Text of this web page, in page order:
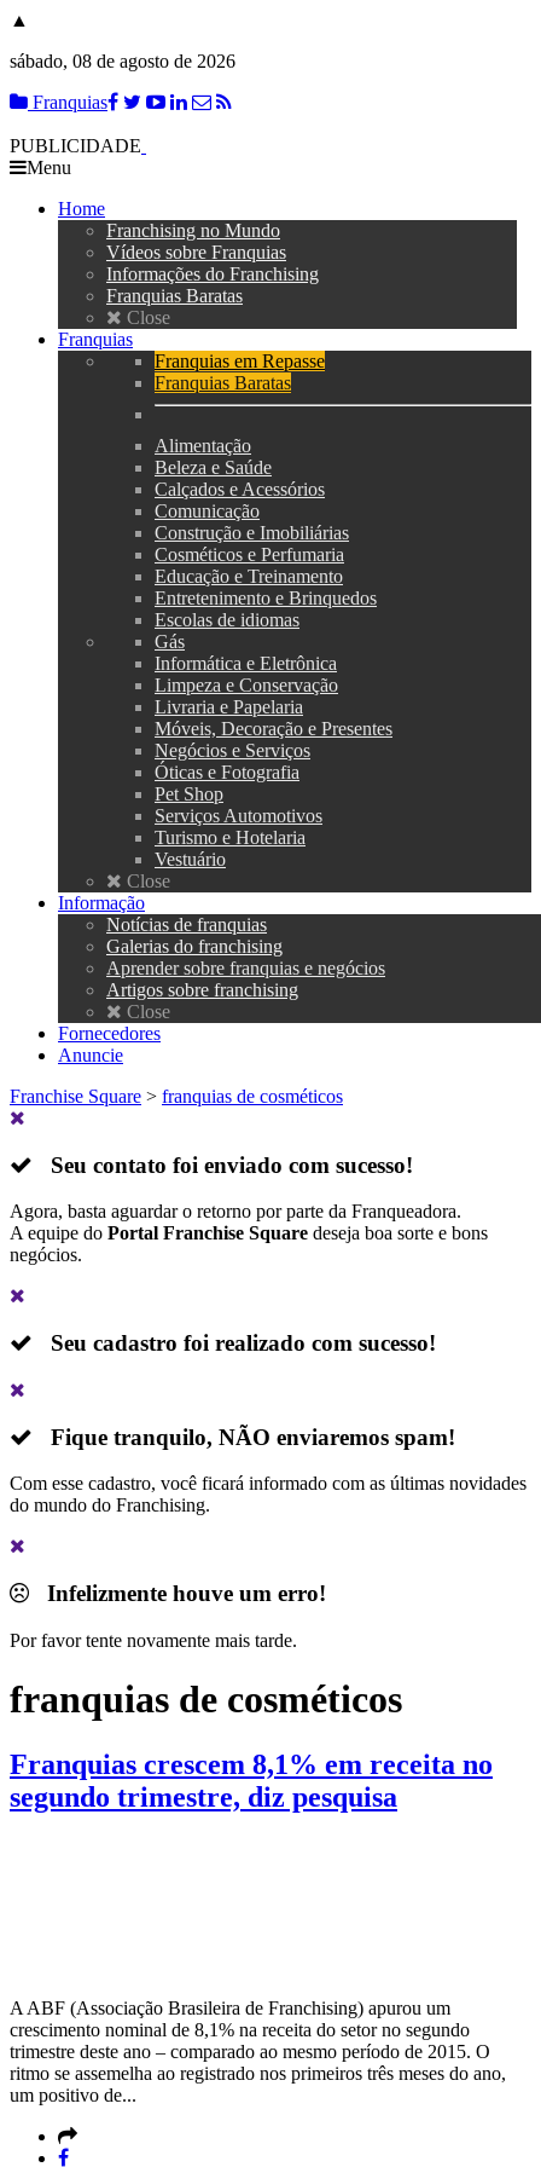
▲
sábado, 08 de agosto de 2026
Franquias
PUBLICIDADE
Menu
Home
Franchising no Mundo
Vídeos sobre Franquias
Informações do Franchising
Franquias Baratas
Close
Franquias
Franquias em Repasse
Franquias Baratas
Alimentação
Beleza e Saúde
Calçados e Acessórios
Comunicação
Construção e Imobiliárias
Cosméticos e Perfumaria
Educação e Treinamento
Entretenimento e Brinquedos
Escolas de idiomas
Gás
Informática e Eletrônica
Limpeza e Conservação
Livraria e Papelaria
Móveis, Decoração e Presentes
Negócios e Serviços
Óticas e Fotografia
Pet Shop
Serviços Automotivos
Turismo e Hotelaria
Vestuário
Close
Informação
Notícias de franquias
Galerias do franchising
Aprender sobre franquias e negócios
Artigos sobre franchising
Close
Fornecedores
Anuncie
Franchise Square > franquias de cosméticos
Seu contato foi enviado com sucesso!
Agora, basta aguardar o retorno por parte da Franqueadora.
A equipe do Portal Franchise Square deseja boa sorte e bons
negócios.
Seu cadastro foi realizado com sucesso!
Fique tranquilo, NÃO enviaremos spam!
Com esse cadastro, você ficará informado com as últimas novidades
do mundo do Franchising.
Infelizmente houve um erro!
Por favor tente novamente mais tarde.
franquias de cosméticos
Franquias crescem 8,1% em receita no
segundo trimestre, diz pesquisa
A ABF (Associação Brasileira de Franchising) apurou um
crescimento nominal de 8,1% na receita do setor no segundo
trimestre deste ano – comparado ao mesmo período de 2015. O
ritmo se assemelha ao registrado nos primeiros três meses do ano,
um positivo de...